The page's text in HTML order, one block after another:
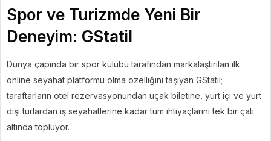
Spor ve Turizmde Yeni Bir
Deneyim: GStatil
Dünya çapında bir spor kulübü tarafından markalaştırılan ilk
online seyahat platformu olma özelliğini taşıyan GStatil;
taraftarların otel rezervasyonundan uçak biletine, yurt içi ve yurt
dışı turlardan iş seyahatlerine kadar tüm ihtiyaçlarını tek bir çatı
altında topluyor.